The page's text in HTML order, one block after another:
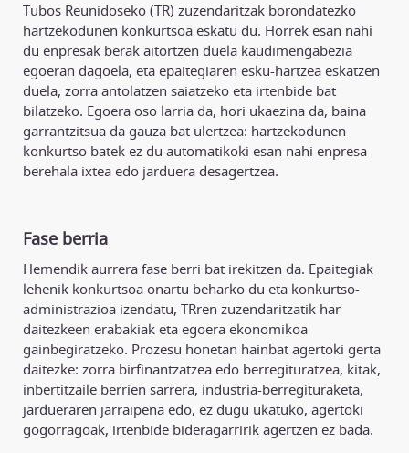
Tubos Reunidoseko (TR) zuzendaritzak borondatezko
hartzekodunen konkurtsoa eskatu du. Horrek esan nahi
du enpresak berak aitortzen duela kaudimengabezia
egoeran dagoela, eta epaitegiaren esku-hartzea eskatzen
duela, zorra antolatzen saiatzeko eta irtenbide bat
bilatzeko. Egoera oso larria da, hori ukaezina da, baina
garrantzitsua da gauza bat ulertzea: hartzekodunen
konkurtso batek ez du automatikoki esan nahi enpresa
berehala ixtea edo jarduera desagertzea.
Fase berria
Hemendik aurrera fase berri bat irekitzen da. Epaitegiak
lehenik konkurtsoa onartu beharko du eta konkurtso-
administrazioa izendatu, TRren zuzendaritzatik har
daitezkeen erabakiak eta egoera ekonomikoa
gainbegiratzeko. Prozesu honetan hainbat agertoki gerta
daitezke: zorra birfinantzatzea edo berregituratzea, kitak,
inbertitzaile berrien sarrera, industria-berregituraketa,
jardueraren jarraipena edo, ez dugu ukatuko, agertoki
gogorragoak, irtenbide bideragarririk agertzen ez bada.